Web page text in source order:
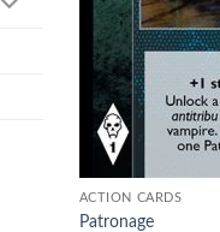
ACTION CARDS
Patronage